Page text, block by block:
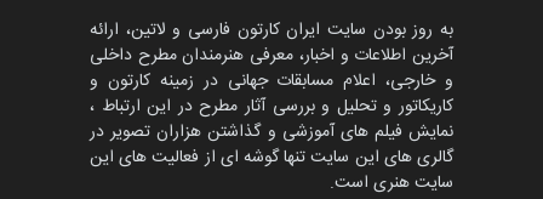
مسابقۀ بین‌المللی کارتون و
کاریکاتور «البغلی…
مهلت 3 ماه دیگر
به روز بودن سایت ایران کارتون فارسی و لاتین، ارائه
آخرین اطلاعات و اخبار، معرفی هنرمندان مطرح داخلی
و خارجی، اعلام مسابقات جهانی در زمینه کارتون و
کاریکاتور و تحلیل و بررسی آثار مطرح در این ارتباط ،
نمایش فیلم های آموزشی و گذاشتن هزاران تصویر در
گالری های این سایت تنها گوشه ای از فعالیت های این
سایت هنری است.